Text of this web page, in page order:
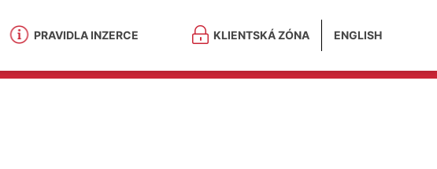
PRAVIDLA INZERCE KLIENTSKÁ ZÓNA ENGLISH